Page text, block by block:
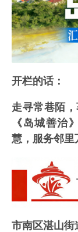
开栏的话：
走寻常巷陌
《岛城善治
慧，服务邻里
市南区湛山街